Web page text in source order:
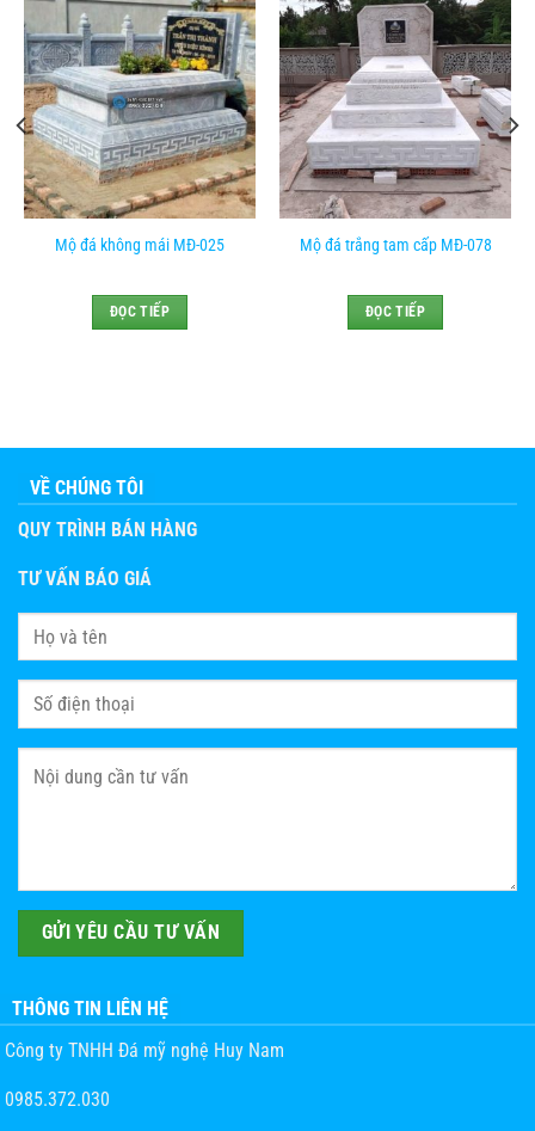
Mộ đá không mái MĐ-025
ĐỌC TIẾP
Mộ đá trắng tam cấp MĐ-078
ĐỌC TIẾP
VỀ CHÚNG TÔI
QUY TRÌNH BÁN HÀNG
TƯ VẤN BÁO GIÁ
THÔNG TIN LIÊN HỆ
Công ty TNHH Đá mỹ nghệ Huy Nam
0985.372.030